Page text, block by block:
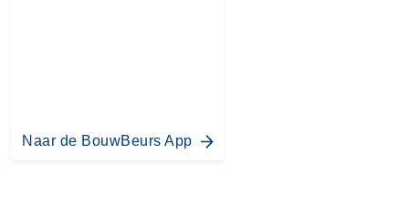
Naar de BouwBeurs App